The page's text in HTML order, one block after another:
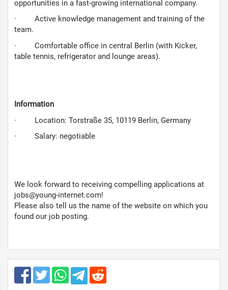
opportunities in a fast-growing international company.
· Active knowledge management and training of the
team.
· Comfortable office in central Berlin (with Kicker,
table tennis, refrigerator and lounge areas).
Information
· Location: Torstraße 35, 10119 Berlin, Germany
· Salary: negotiable
We look forward to receiving compelling applications at
jobs@young-internet.com!
Please also tell us the name of the website on which you
found our job posting.